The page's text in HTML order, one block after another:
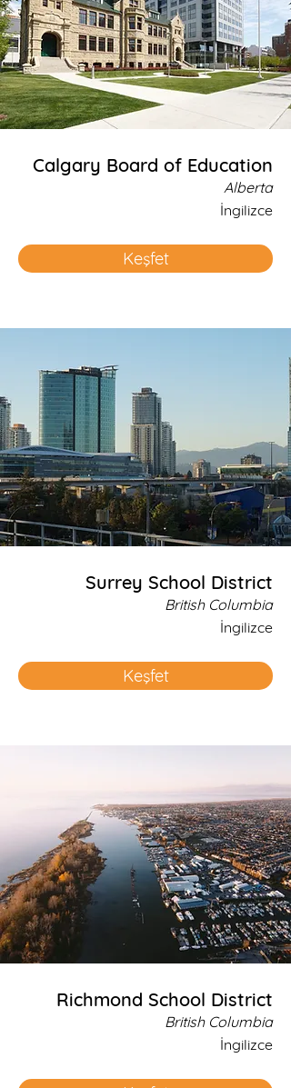
Calgary Board of Education
Alberta
İngilizce
Keşfet
Surrey School District
British Columbia
İngilizce
Keşfet
Richmond School District
British Columbia
İngilizce